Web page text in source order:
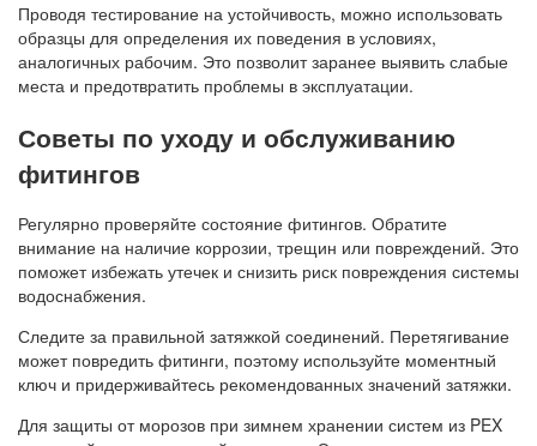
Проводя тестирование на устойчивость, можно использовать
образцы для определения их поведения в условиях,
аналогичных рабочим. Это позволит заранее выявить слабые
места и предотвратить проблемы в эксплуатации.
Советы по уходу и обслуживанию
фитингов
Регулярно проверяйте состояние фитингов. Обратите
внимание на наличие коррозии, трещин или повреждений. Это
поможет избежать утечек и снизить риск повреждения системы
водоснабжения.
Следите за правильной затяжкой соединений. Перетягивание
может повредить фитинги, поэтому используйте моментный
ключ и придерживайтесь рекомендованных значений затяжки.
Для защиты от морозов при зимнем хранении систем из PEX